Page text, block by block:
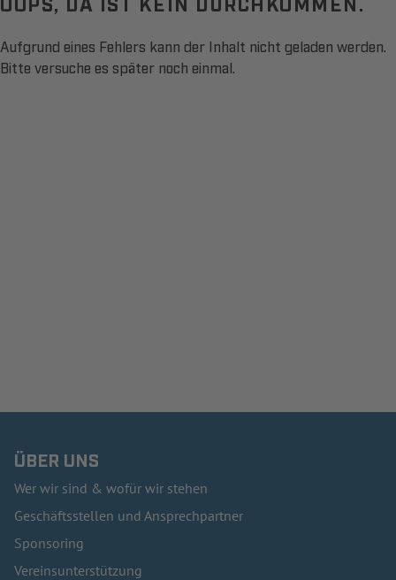
Aufgrund eines Fehlers kann der Inhalt nicht geladen werden.
Bitte versuche es später noch einmal.
ÜBER UNS
Wer wir sind & wofür wir stehen
Geschäftsstellen und Ansprechpartner
Sponsoring
Vereinsunterstützung